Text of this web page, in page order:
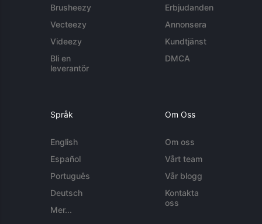
Brusheezy
Vecteezy
Videezy
Bli en
leverantör
Erbjudanden
Annonsera
Kundtjänst
DMCA
Språk
English
Español
Português
Deutsch
Mer...
Om Oss
Om oss
Vårt team
Vår blogg
Kontakta
oss